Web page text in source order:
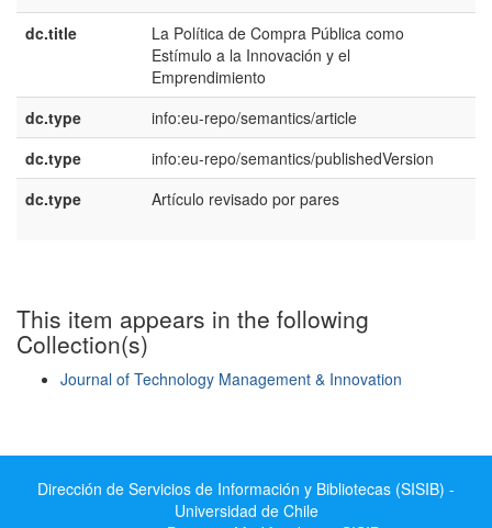
dc.title
La Política de Compra Pública como
Estímulo a la Innovación y el
Emprendimiento
dc.type
info:eu-repo/semantics/article
dc.type
info:eu-repo/semantics/publishedVersion
dc.type
Artículo revisado por pares
This item appears in the following
Collection(s)
Journal of Technology Management & Innovation
Dirección de Servicios de Información y Bibliotecas (SISIB) -
Universidad de Chile